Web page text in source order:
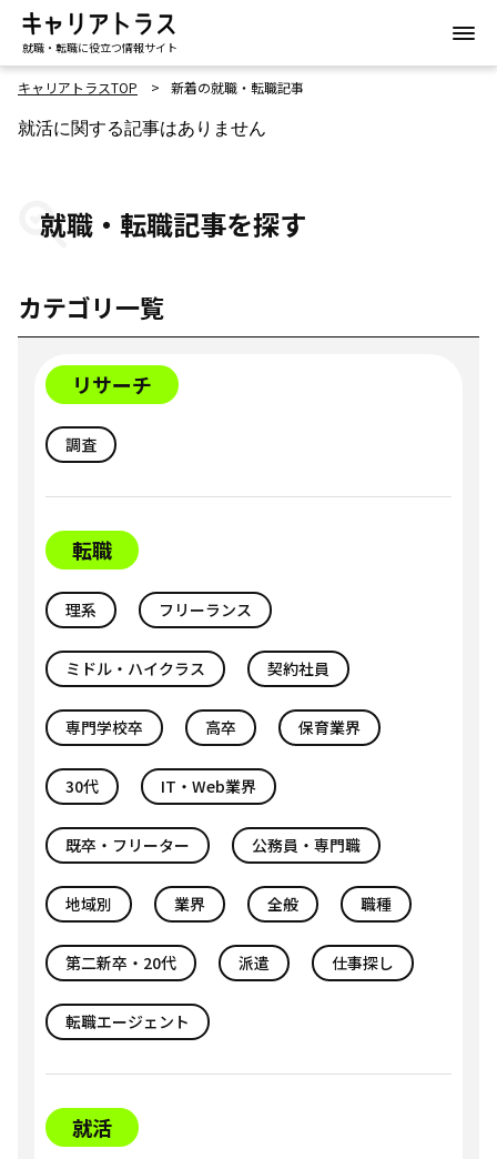
就職・転職に役立つ情報サイト
キャリアトラスTOP 新着の就職・転職記事
就活に関する記事はありません
就職・転職記事を探す
カテゴリ一覧
リサーチ
調査
転職
理系 フリーランス
ミドル・ハイクラス 契約社員
専門学校卒 高卒 保育業界
30代 IT・Web業界
既卒・フリーター 公務員・専門職
地域別 業界 全般 職種
第二新卒・20代 派遣 仕事探し
転職エージェント
就活